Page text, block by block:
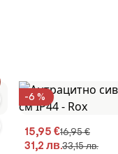
-6 %
15,95 €16,95 €
31,2 лв.33,15 лв.